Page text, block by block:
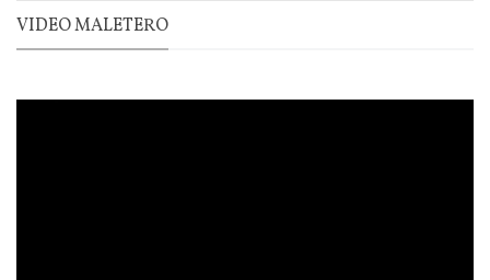
VIDEO MALETERO